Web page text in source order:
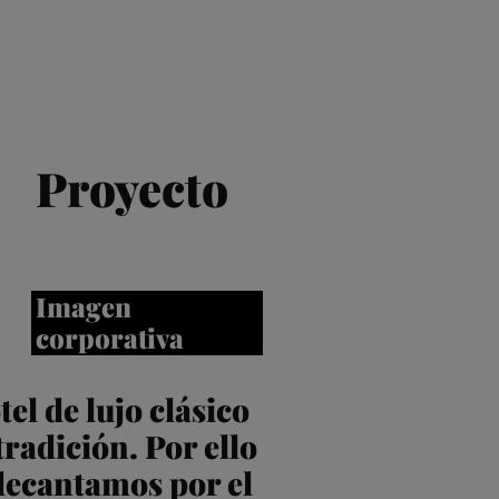
Proyecto
Imagen
corporativa
de lujo clásico
Por ello
por el